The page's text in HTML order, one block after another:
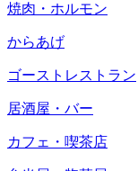
焼肉・ホルモン
からあげ
ゴーストレストラン
居酒屋・バー
カフェ・喫茶店